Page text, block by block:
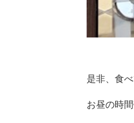
是非、食
お昼の時